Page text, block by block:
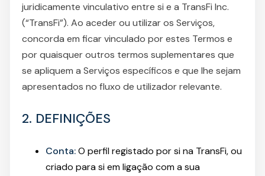
juridicamente vinculativo entre si e a TransFi Inc.
(“TransFi”). Ao aceder ou utilizar os Serviços,
concorda em ficar vinculado por estes Termos e
por quaisquer outros termos suplementares que
se apliquem a Serviços específicos e que lhe sejam
apresentados no fluxo de utilizador relevante.
2. DEFINIÇÕES
Conta:O perfil registado por si na TransFi, ou
criado para si em ligação com a sua